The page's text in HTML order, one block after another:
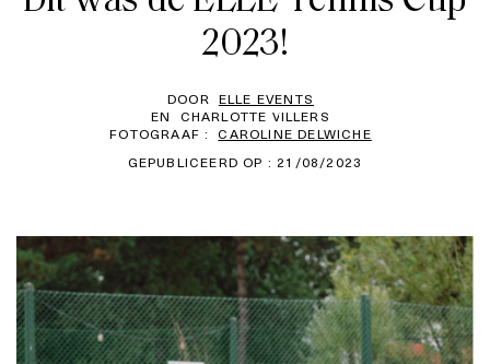
2023!
DOOR ELLE EVENTS
EN
CHARLOTTE VILLERS
FOTOGRAAF :
CAROLINE DELWICHE
GEPUBLICEERD OP : 21/08/2023